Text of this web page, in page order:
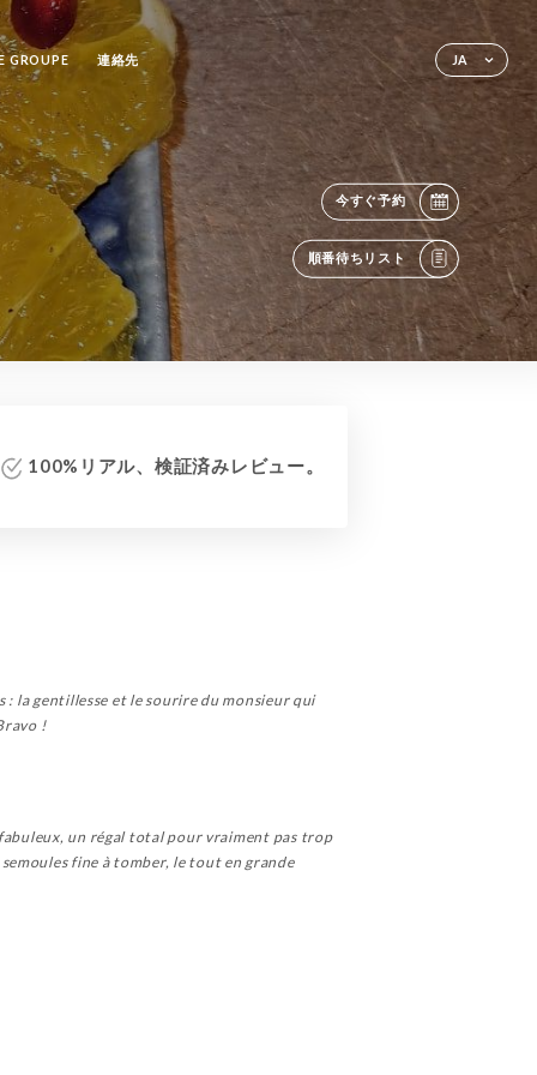
JA
GROUPE 連絡先
今すぐ予約
順番待ちリスト
100%リアル、検証済みレビュー。
: la gentillesse et le sourire du monsieur qui
!
un régal total pour vraiment pas trop
fine à tomber, le tout en grande